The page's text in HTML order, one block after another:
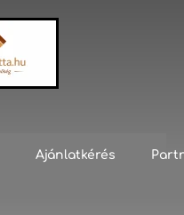
Ajánlatkérés